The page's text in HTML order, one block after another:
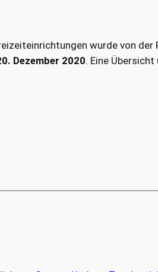
wurde von der
Dezember 2020. Eine